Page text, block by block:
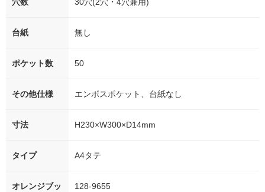
穴数 30穴(2穴・4穴兼用)
台紙 無し
ポケット数 50
その他仕様 エンボスポケット、台紙なし
寸法 H230×W300×D14mm
タイプ A4タテ
オレンジブッ
128-9655